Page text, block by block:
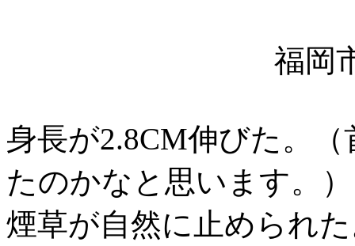
福岡
身長が2.8CM伸びた。
たのかなと思います。）
煙草が自然に止められ